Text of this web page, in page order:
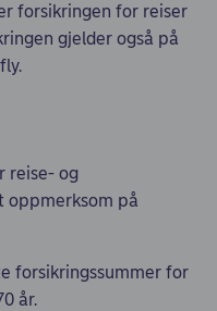
forsikringen for reiser
gjelder også på
reise- og
oppmerksom på
forsikringssummer for
år.